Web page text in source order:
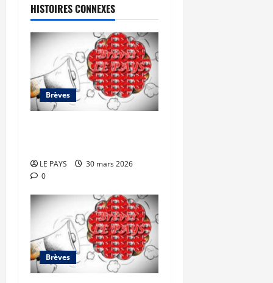
HISTOIRES CONNEXES
Brèves
LE PAYS
30 mars 2026
0
Brèves